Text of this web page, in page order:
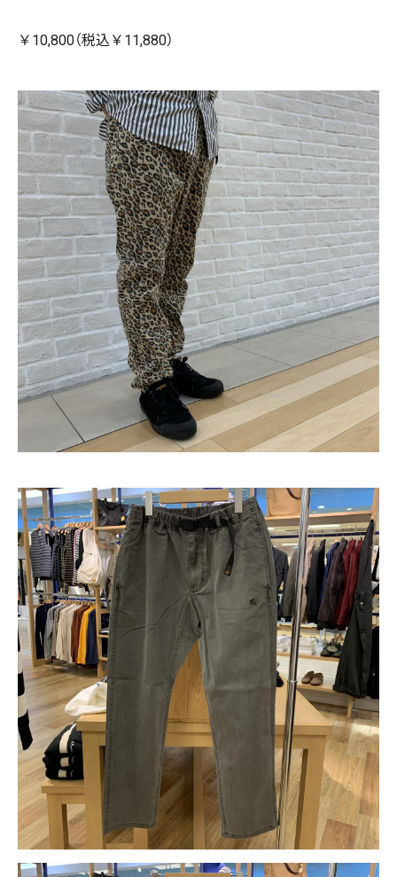
￥10,800（税込￥11,880）